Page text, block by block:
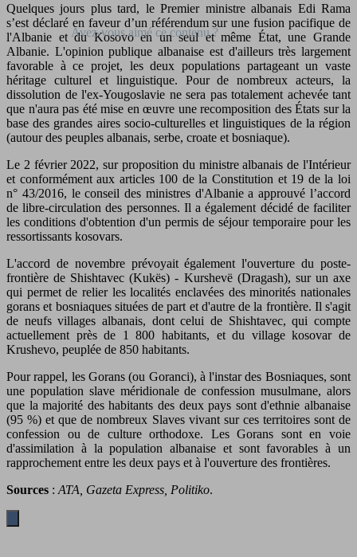
Quelques jours plus tard, le Premier ministre albanais Edi Rama
s’est déclaré en faveur d’un référendum sur une fusion pacifique de
l'Albanie et du Kosovo en un seul et même État, une Grande
Albanie. L'opinion publique albanaise est d'ailleurs très largement
favorable à ce projet, les deux populations partageant un vaste
héritage culturel et linguistique. Pour de nombreux acteurs, la
dissolution de l'ex-Yougoslavie ne sera pas totalement achevée tant
que n'aura pas été mise en œuvre une recomposition des États sur la
base des grandes aires socio-culturelles et linguistiques de la région
(autour des peuples albanais, serbe, croate et bosniaque).
Le 2 février 2022, sur proposition du ministre albanais de l'Intérieur
et conformément aux articles 100 de la Constitution et 19 de la loi
n° 43/2016, le conseil des ministres d'Albanie a approuvé l’accord
de libre-circulation des personnes. Il a également décidé de faciliter
les conditions d'obtention d'un permis de séjour temporaire pour les
ressortissants kosovars.
L'accord de novembre prévoyait également l'ouverture du poste-
frontière de Shishtavec (Kukës) - Kurshevë (Dragash), sur un axe
qui permet de relier les localités enclavées des minorités nationales
gorans et bosniaques situées de part et d'autre de la frontière. Il s'agit
de neufs villages albanais, dont celui de Shishtavec, qui compte
actuellement près de 1 800 habitants, et du village kosovar de
Krushevo, peuplée de 850 habitants.
Pour rappel, les Gorans (ou Goranci), à l'instar des Bosniaques, sont
une population slave méridionale de confession musulmane, alors
que la majorité des habitants des deux pays sont d'ethnie albanaise
(95 %) et que de nombreux Slaves vivant sur ces territoires sont de
confession ou de culture orthodoxe. Les Gorans sont en voie
d'assimilation à la population albanaise et sont favorables à un
rapprochement entre les deux pays et à l'ouverture des frontières.
Sources : ATA, Gazeta Express, Politiko.